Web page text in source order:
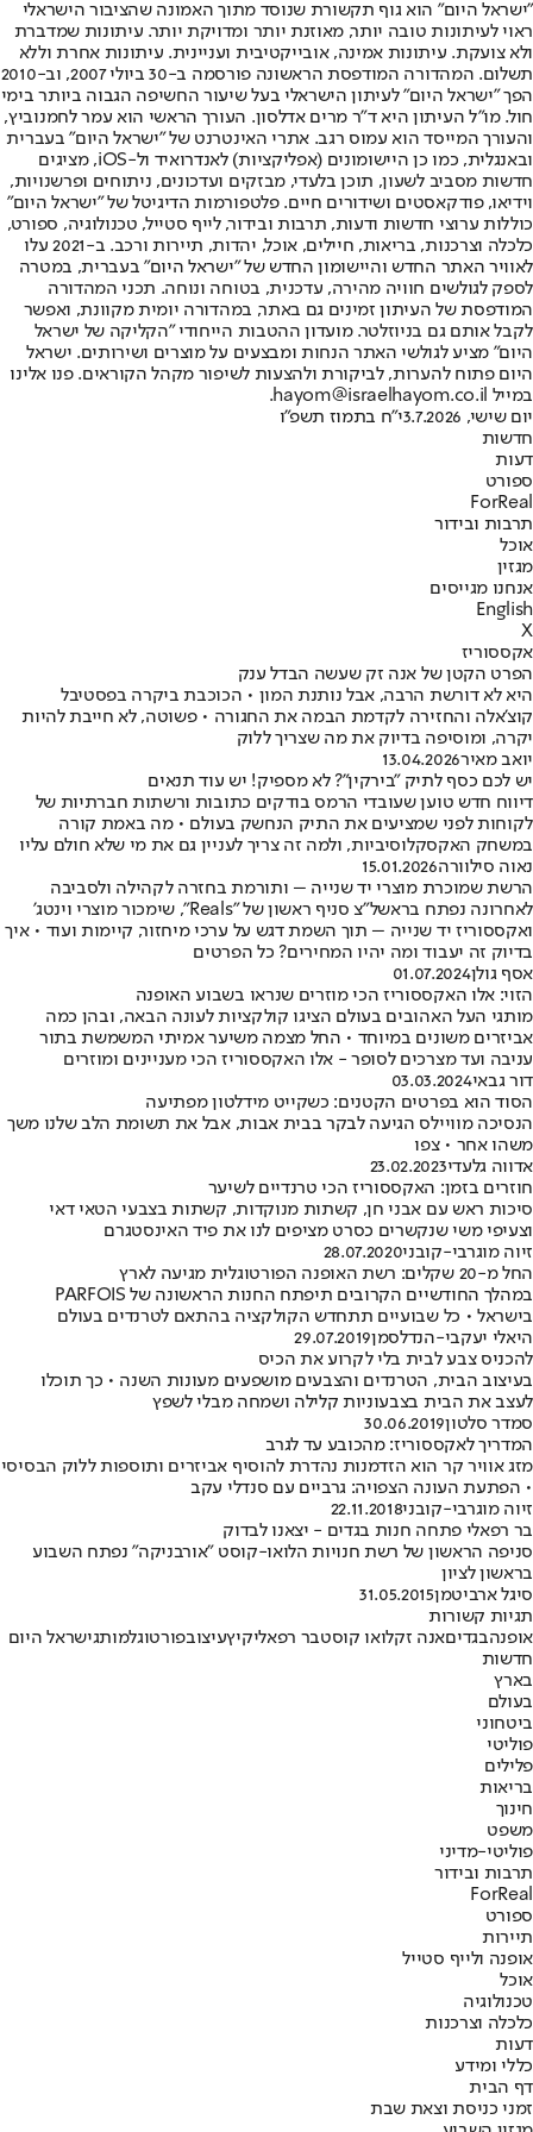
"ישראל היום" הוא גוף תקשורת שנוסד מתוך האמונה שהציבור הישראלי
ראוי לעיתונות טובה יותר, מאוזנת יותר ומדויקת יותר. עיתונות שמדברת
ולא צועקת. עיתונות אמינה, אובייקטיבית ועניינית. עיתונות אחרת וללא
תשלום. המהדורה המודפסת הראשונה פורסמה ב-30 ביולי 2007, וב-2010
הפך "ישראל היום" לעיתון הישראלי בעל שיעור החשיפה הגבוה ביותר בימי
חול. מו"ל העיתון היא ד"ר מרים אדלסון. העורך הראשי הוא עמר לחמנוביץ,
והעורך המייסד הוא עמוס רגב. אתרי האינטרנט של "ישראל היום" בעברית
ובאנגלית, כמו כן היישומונים (אפליקציות) לאנדרואיד ול-iOS, מציגים
חדשות מסביב לשעון, תוכן בלעדי, מבזקים ועדכונים, ניתוחים ופרשנויות,
וידיאו, פודקאסטים ושידורים חיים. פלטפורמות הדיגיטל של "ישראל היום"
כוללות ערוצי חדשות ודעות, תרבות ובידור, לייף סטייל, טכנולוגיה, ספורט,
כלכלה וצרכנות, בריאות, חיילים, אוכל, יהדות, תיירות ורכב. ב-2021 עלו
לאוויר האתר החדש והיישומון החדש של "ישראל היום" בעברית, במטרה
לספק לגולשים חוויה מהירה, עדכנית, בטוחה ונוחה. תכני המהדורה
המודפסת של העיתון זמינים גם באתר, במהדורה יומית מקוונת, ואפשר
לקבל אותם גם בניוזלטר. מועדון ההטבות הייחודי "הקליקה של ישראל
היום" מציע לגולשי האתר הנחות ומבצעים על מוצרים ושירותים. ישראל
היום פתוח להערות, לביקורת ולהצעות לשיפור מקהל הקוראים. פנו אלינו
במייל hayom@israelhayom.co.il.
יום שישי, 3.7.2026
י"ח בתמוז תשפ"ו
חדשות
דעות
ספורט
ForReal
תרבות ובידור
אוכל
מגזין
אנחנו מגייסים
English
X
אקססוריז
הפרט הקטן של אנה זק שעשה הבדל ענק
היא לא דורשת הרבה, אבל נותנת המון • הכוכבת ביקרה בפסטיבל
קוצ'אלה והחזירה לקדמת הבמה את החגורה • פשוטה, לא חייבת להיות
יקרה, ומוסיפה בדיוק את מה שצריך ללוק
יואב מאיר13.04.2026
יש לכם כסף לתיק "בירקין"? לא מספיק! יש עוד תנאים
דיווח חדש טוען שעובדי הרמס בודקים כתובות ורשתות חברתיות של
לקוחות לפני שמציעים את התיק הנחשק בעולם • מה באמת קורה
במשחק האקסקלוסיביות, ולמה זה צריך לעניין גם את מי שלא חולם עליו
נאוה סילוורה15.01.2026
הרשת שמוכרת מוצרי יד שנייה – ותורמת בחזרה לקהילה ולסביבה
לאחרונה נפתח בראשל"צ סניף ראשון של "Reals", שימכור מוצרי וינטג'
ואקססוריז יד שנייה – תוך השמת דגש על ערכי מיחזור, קיימות ועוד • איך
בדיוק זה יעבוד ומה יהיו המחירים? כל הפרטים
אסף גולן01.07.2024
הזוי: אלו האקססוריז הכי מוזרים שנראו בשבוע האופנה
מותגי העל האהובים בעולם הציגו קולקציות לעונה הבאה, ובהן כמה
אביזרים משונים במיוחד • החל מצמה משיער אמיתי המשמשת בתור
עניבה ועד מצרכים לסופר - אלו האקססוריז הכי מעניינים ומוזרים
דור גבאי03.03.2024
הסוד הוא בפרטים הקטנים: כשקייט מידלטון מפתיעה
הנסיכה מוויילס הגיעה לבקר בבית אבות, אבל את תשומת הלב שלנו משך
משהו אחר • צפו
אדווה גלעדי23.02.2023
חוזרים בזמן: האקססוריז הכי טרנדיים לשיער
סיכות ראש עם אבני חן, קשתות מנוקדות, קשתות בצבעי הטאי דאי
וצעיפי משי שנקשרים כסרט מציפים לנו את פיד האינסטגרם
זיוה מוגרבי-קובני28.07.2020
החל מ-20 שקלים: רשת האופנה הפורטוגלית מגיעה לארץ
במהלך החודשיים הקרובים תיפתח החנות הראשונה של PARFOIS
בישראל • כל שבועיים תתחדש הקולקציה בהתאם לטרנדים בעולם
היאלי יעקבי-הנדלסמן29.07.2019
להכניס צבע לבית בלי לקרוע את הכיס
בעיצוב הבית, הטרנדים והצבעים מושפעים מעונות השנה • כך תוכלו
לעצב את הבית בצבעוניות קלילה ושמחה מבלי לשפץ
סמדר סלטון30.06.2019
המדריך לאקססוריז: מהכובע עד לגרב
מזג אוויר קר הוא הזדמנות נהדרת להוסיף אביזרים ותוספות ללוק הבסיסי
• הפתעת העונה הצפויה: גרביים עם סנדלי עקב
זיוה מוגרבי-קובני22.11.2018
בר רפאלי פתחה חנות בגדים - יצאנו לבדוק
סניפה הראשון של רשת חנויות הלואו-קוסט "אורבניקה" נפתח השבוע
בראשון לציון
סיגל ארביטמן31.05.2015
תגיות קשורות
אופנהבגדיםאנה זקלואו קוסטבר רפאליקיץעיצובפורטוגלמותגישראל היום
חדשות
בארץ
בעולם
ביטחוני
פוליטי
פלילים
בריאות
חינוך
משפט
פוליטי-מדיני
תרבות ובידור
ForReal
ספורט
תיירות
אופנה ולייף סטייל
אוכל
טכנולוגיה
כלכלה וצרכנות
דעות
כללי ומידע
דף הבית
זמני כניסת וצאת שבת